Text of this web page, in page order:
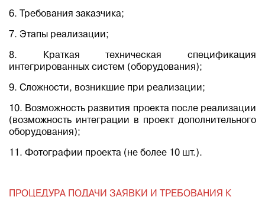
6. Требования заказчика;
7. Этапы реализации;
8. Краткая техническая спецификация
интегрированных систем (оборудования);
9. Сложности, возникшие при реализации;
10. Возможность развития проекта после реализации
(возможность интеграции в проект дополнительного
оборудования);
11. Фотографии проекта (не более 10 шт.).
ПРОЦЕДУРА ПОДАЧИ ЗАЯВКИ И ТРЕБОВАНИЯ К